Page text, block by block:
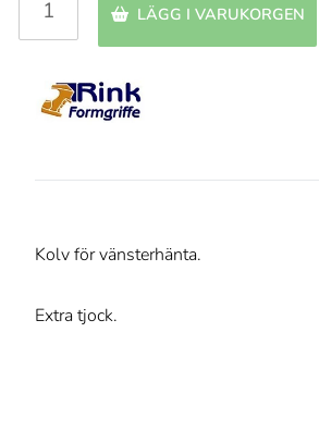
LÄGG I VARUKORGEN
Kolv för vänsterhänta.
Extra tjock.